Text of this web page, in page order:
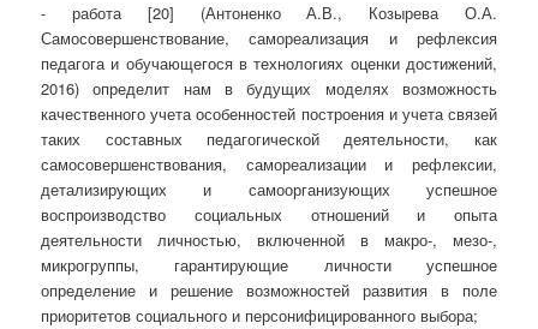
- работа [20] (Антоненко А.В., Козырева О.А.
Самосовершенствование, самореализация и рефлексия
педагога и обучающегося в технологиях оценки достижений,
2016) определит нам в будущих моделях возможность
качественного учета особенностей построения и учета связей
таких составных педагогической деятельности, как
самосовершенствования, самореализации и рефлексии,
детализирующих и самоорганизующих успешное
воспроизводство социальных отношений и опыта
деятельности личностью, включенной в макро-, мезо-,
микрогруппы, гарантирующие личности успешное
определение и решение возможностей развития в поле
приоритетов социального и персонифицированного выбора;